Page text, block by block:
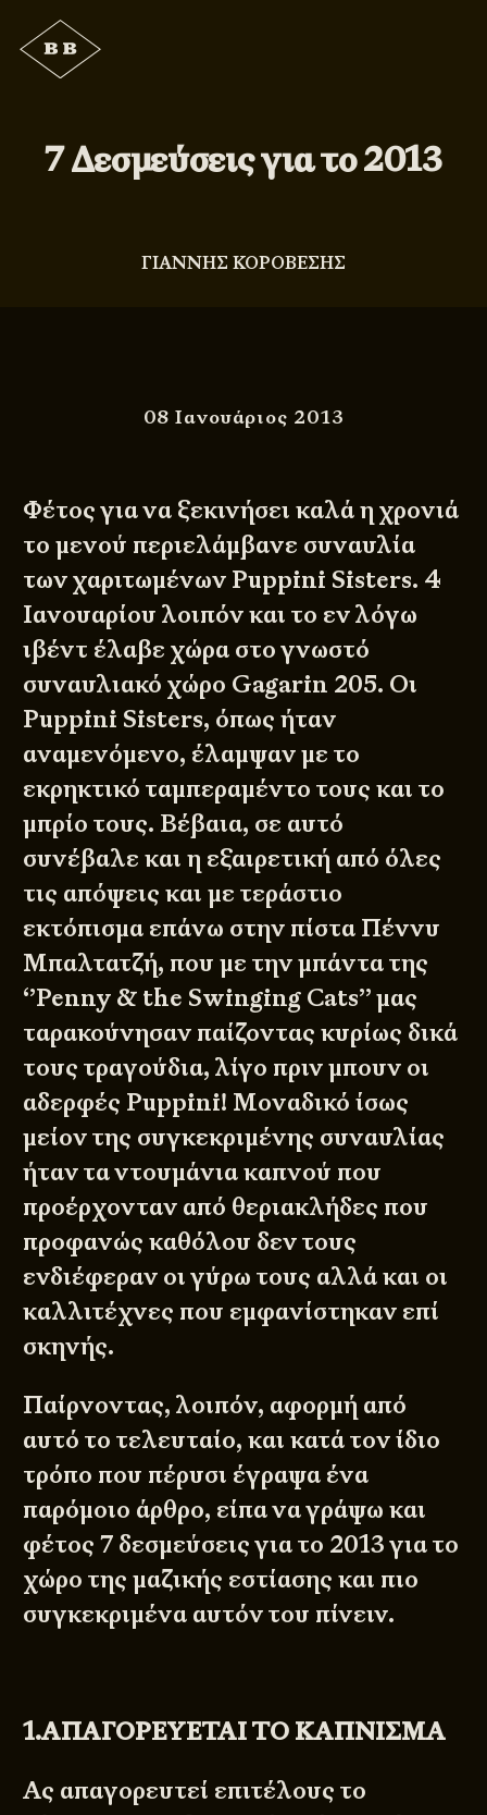
7 Δεσμεύσεις για το 2013
ΓΙΑΝΝΗΣ ΚΟΡΟΒΕΣΗΣ
08 Ιανουάριος 2013
Φέτος για να ξεκινήσει καλά η χρονιά
το μενού περιελάμβανε συναυλία
των χαριτωμένων Puppini Sisters. 4
Ιανουαρίου λοιπόν και το εν λόγω
ιβέντ έλαβε χώρα στο γνωστό
συναυλιακό χώρο Gagarin 205. Οι
Puppini Sisters, όπως ήταν
αναμενόμενο, έλαμψαν με το
εκρηκτικό ταμπεραμέντο τους και το
μπρίο τους. Βέβαια, σε αυτό
συνέβαλε και η εξαιρετική από όλες
τις απόψεις και με τεράστιο
εκτόπισμα επάνω στην πίστα Πέννυ
Μπαλτατζή, που με την μπάντα της
‘’Penny & the Swinging Cats’’μας
ταρακούνησαν παίζοντας κυρίως δικά
τους τραγούδια, λίγο πριν μπουν οι
αδερφές Puppini! Μοναδικό ίσως
μείον της συγκεκριμένης συναυλίας
ήταν τα ντουμάνια καπνού που
προέρχονταν από θεριακλήδες που
προφανώς καθόλου δεν τους
ενδιέφεραν οι γύρω τους αλλά και οι
καλλιτέχνες που εμφανίστηκαν επί
σκηνής.
Παίρνοντας, λοιπόν, αφορμή από
αυτό το τελευταίο, και κατά τον ίδιο
τρόπο που πέρυσι έγραψα ένα
παρόμοιο άρθρο, είπα να γράψω και
φέτος 7 δεσμεύσεις για το 2013 για το
χώρο της μαζικής εστίασης και πιο
συγκεκριμένα αυτόν του πίνειν.
1.ΑΠΑΓΟΡΕΥΕΤΑΙ ΤΟ ΚΑΠΝΙΣΜΑ
Ας απαγορευτεί επιτέλους το